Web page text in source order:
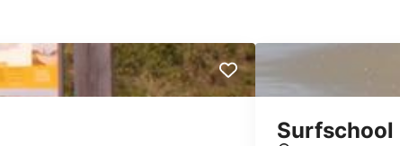
Surfschool